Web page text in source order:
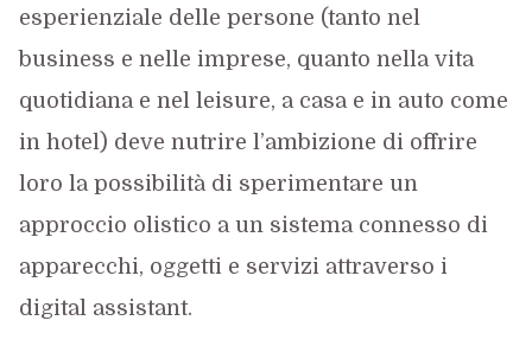
esperienziale delle persone (tanto nel
business e nelle imprese, quanto nella vita
quotidiana e nel leisure, a casa e in auto come
in hotel) deve nutrire l’ambizione di offrire
loro la possibilità di sperimentare un
approccio olistico a un sistema connesso di
apparecchi, oggetti e servizi attraverso i
digital assistant.